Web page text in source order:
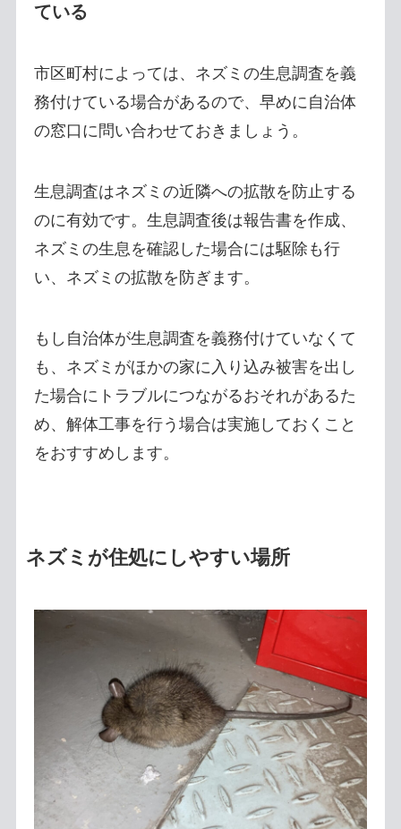
ている
市区町村によっては、ネズミの生息調査を義
務付けている場合があるので、早めに自治体
の窓口に問い合わせておきましょう。
生息調査はネズミの近隣への拡散を防止する
のに有効です。生息調査後は報告書を作成、
ネズミの生息を確認した場合には駆除も行
い、ネズミの拡散を防ぎます。
もし自治体が生息調査を義務付けていなくて
も、ネズミがほかの家に入り込み被害を出し
た場合にトラブルにつながるおそれがあるた
め、解体工事を行う場合は実施しておくこと
をおすすめします。
ネズミが住処にしやすい場所